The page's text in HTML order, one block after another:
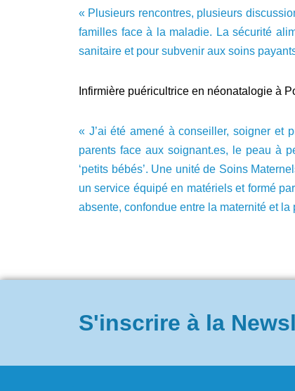
« Plusieurs rencontres, plusieurs
familles face à la maladie. La sécurité
sanitaire et pour subvenir aux soins
Infirmière puéricultrice en néonatalogie à
« J’ai été amené à conseiller, soigner et
parents face aux soignant.es, le peau à
‘petits bébés’. Une unité de Soins
un service équipé en matériels et formé
absente, confondue entre la maternité et la
S'inscrire à la